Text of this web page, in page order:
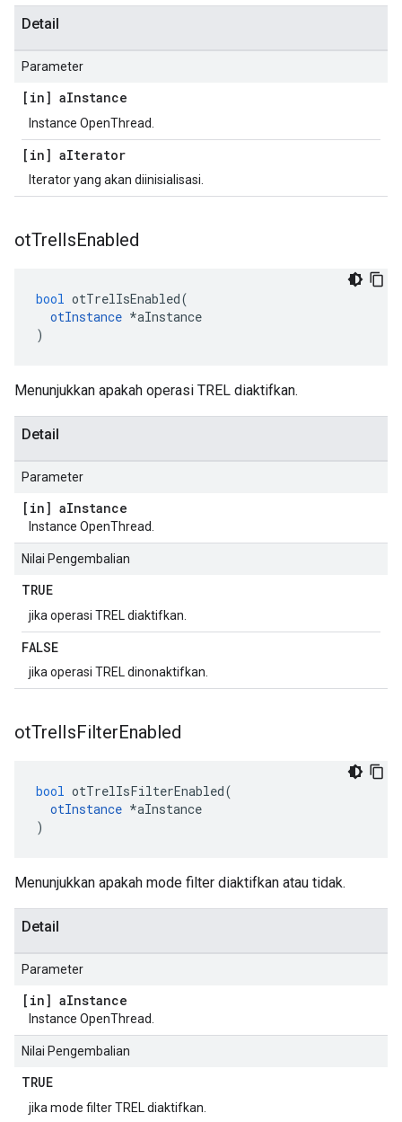
Detail
Parameter
[in] aInstance
Instance OpenThread.
[in] aIterator
Iterator yang akan diinisialisasi.
otTrelIsEnabled
bool otTrelIsEnabled(
otInstance *aInstance
)
Menunjukkan apakah operasi TREL diaktifkan.
Detail
Parameter
[in] aInstance
Instance OpenThread.
Nilai Pengembalian
TRUE
jika operasi TREL diaktifkan.
FALSE
jika operasi TREL dinonaktifkan.
otTrelIsFilterEnabled
bool otTrelIsFilterEnabled(
otInstance *aInstance
)
Menunjukkan apakah mode filter diaktifkan atau tidak.
Detail
Parameter
[in] aInstance
Instance OpenThread.
Nilai Pengembalian
TRUE
jika mode filter TREL diaktifkan.